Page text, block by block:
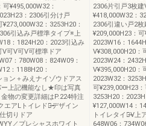
¥495,000W32：
：2306引分け戸
：3253H20：
引込み戸標準タイプ※上
：1824H20：2023引込み
V可V可V可標準ドア
：780W08：824W09：
：1188H20：
ン＋みえナイゾウドアス
ー上記機能なし★印は写真
物の変更詳細はP.224特注
エアLトイレドア̶̶デザイン
切りドア
／プレシャスホワイト
2306片引戸3枚
¥418,000W32：
2306引違い戸2
¥209,000H23：
2023W16：
V¥308,000H20：
2023W24：
V¥395,000H20：
2023W32：
可¥239,000H23
3253H20：
¥127,000W14：
トイレタイプ̶̶V
648W06：